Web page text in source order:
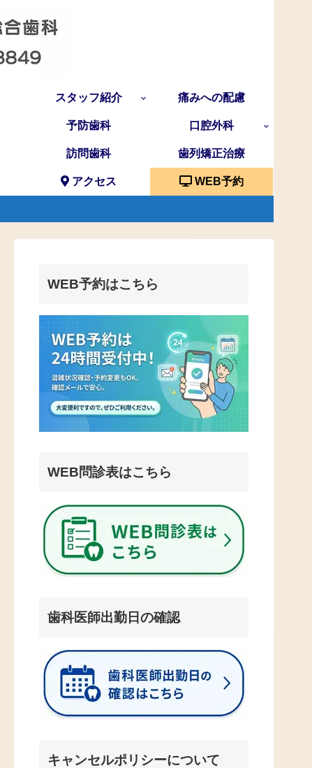
スタッフ紹介 痛みへの配慮
予防歯科 口腔外科
訪問歯科 歯列矯正治療
アクセス WEB予約
WEB予約はこちら
WEB問診表はこちら
歯科医師出勤日の確認
キャンセルポリシーについて